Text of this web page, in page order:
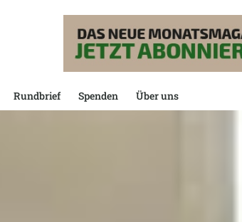
Rundbrief Spenden Über uns